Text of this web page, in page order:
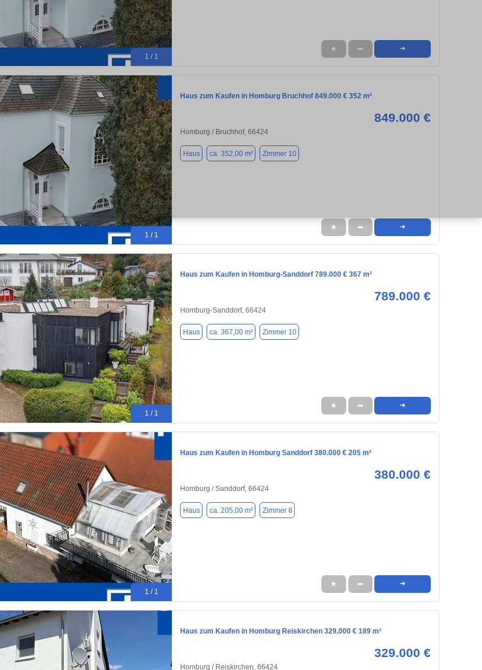
1 / 1
★ ➦ ➜
1 / 1
Haus zum Kaufen in Homburg Bruchhof 849.000 € 352 m²
849.000 €
Homburg / Bruchhof, 66424
Haus ca. 352,00 m² Zimmer 10
★ ➦ ➜
1 / 1
Haus zum Kaufen in Homburg-Sanddorf 789.000 € 367 m²
789.000 €
Homburg-Sanddorf, 66424
Haus ca. 367,00 m² Zimmer 10
★ ➦ ➜
1 / 1
Haus zum Kaufen in Homburg Sanddorf 380.000 € 205 m²
380.000 €
Homburg / Sanddorf, 66424
Haus ca. 205,00 m² Zimmer 8
★ ➦ ➜
Haus zum Kaufen in Homburg Reiskirchen 329.000 € 189 m²
329.000 €
Homburg / Reiskirchen, 66424